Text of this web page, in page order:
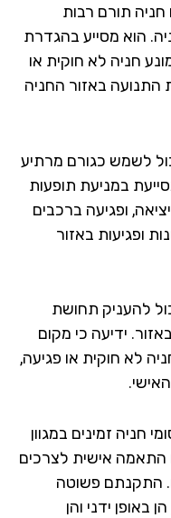
רבות
מסייע בהגדרת
לא חוקית או
באזור החניה
כגורם מרתיע
במניעת תופעות
ופגיעה ברכבים
באזור
תחושת
ידיעה כי מקום
חוקית או פגיעה,
זמינים במגוון
אישית לצרכים
פשוטה
ידני והן